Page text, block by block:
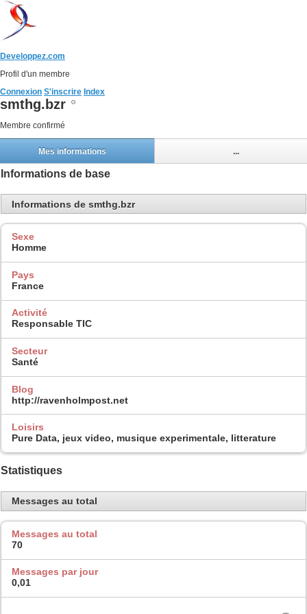
Developpez.com
Profil d'un membre
Connexion S'inscrire Index
smthg.bzr
Membre confirmé
Mes informations ...
Informations de base
Informations de smthg.bzr
Sexe
Homme
Pays
France
Activité
Responsable TIC
Secteur
Santé
Blog
http://ravenholmpost.net
Loisirs
Pure Data, jeux video, musique experimentale, litterature
Statistiques
Messages au total
Messages au total
70
Messages par jour
0,01